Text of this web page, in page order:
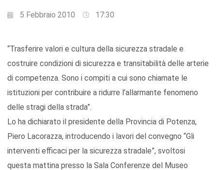
5 Febbraio 2010 17:30
“Trasferire valori e cultura della sicurezza stradale e
costruire condizioni di sicurezza e transitabilità delle arterie
di competenza. Sono i compiti a cui sono chiamate le
istituzioni per contribuire a ridurre l’allarmante fenomeno
delle stragi della strada”.
Lo ha dichiarato il presidente della Provincia di Potenza,
Piero Lacorazza, introducendo i lavori del convegno “Gli
interventi efficaci per la sicurezza stradale”, svoltosi
questa mattina presso la Sala Conferenze del Museo